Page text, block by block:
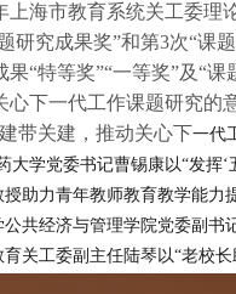
海市教育系统关工委理
究成果奖”和第3次“课
“特等奖”“一等奖”及“课
下一代工作课题研究的
带关建，推动关心下一代
学党委书记曹锡康以“发挥
助力青年教师教育教学能
共经济与管理学院党委副书
关工委副主任陆琴以“老校